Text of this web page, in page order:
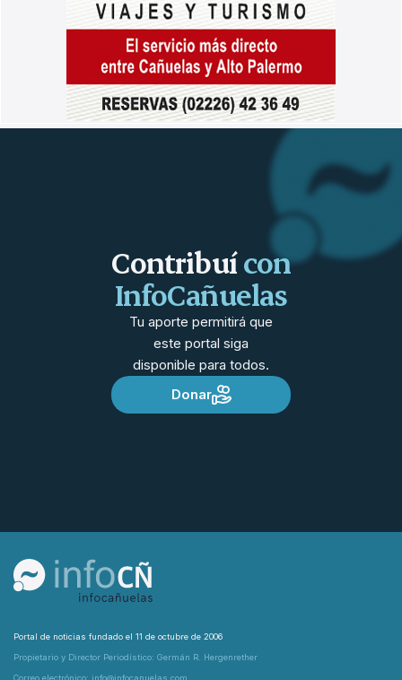
Contribuícon
InfoCañuelas
Tu aporte permitirá que
este portal siga
disponible para todos.
Donar
Portal de noticias fundado el 11 de octubre de 2006
Propietario y Director Periodístico: Germán R. Hergenrether
Correo electrónico: info@infocanuelas.com